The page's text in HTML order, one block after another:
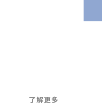
了解更多